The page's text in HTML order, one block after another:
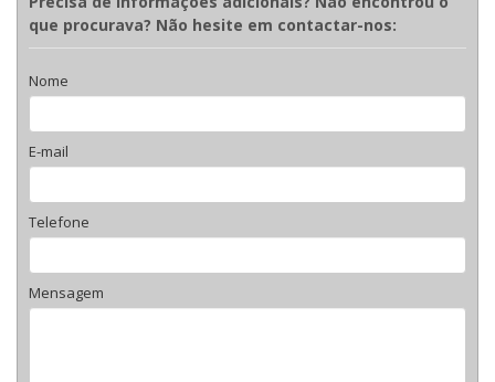
que procurava? Não hesite em contactar-nos:
Nome
E-mail
Telefone
Mensagem